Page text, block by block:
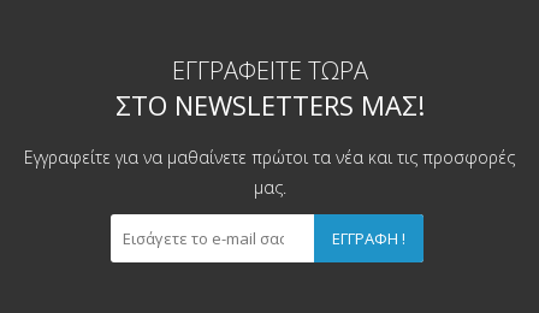
ΕΓΓΡΑΦΕΊΤΕ ΤΏΡΑ
ΣΤΟ NEWSLETTERS ΜΑΣ!
Εγγραφείτε για να μαθαίνετε πρώτοι τα νέα και τις προσφορές
μας.
ΕΓΓΡΑΦΉ !